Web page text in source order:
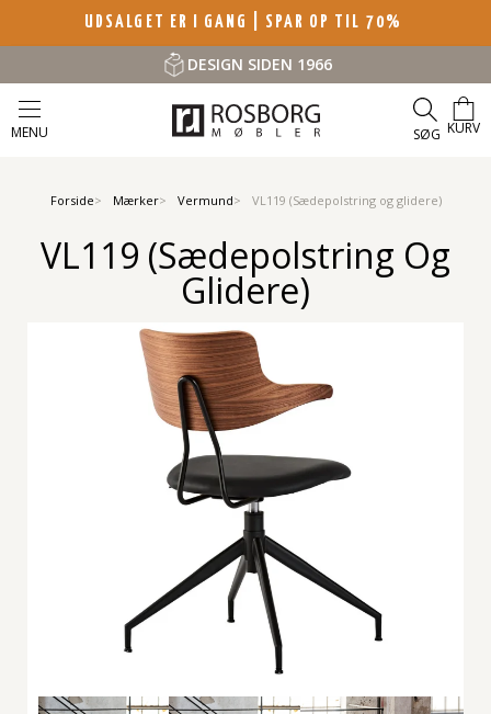
UDSALGET ER I GANG | SPAR OP TIL 70%
DESIGN SIDEN 1966
MENU SØG KURV
Forside Mærker Vermund VL119 (Sædepolstring og glidere)
VL119 (Sædepolstring Og
Glidere)